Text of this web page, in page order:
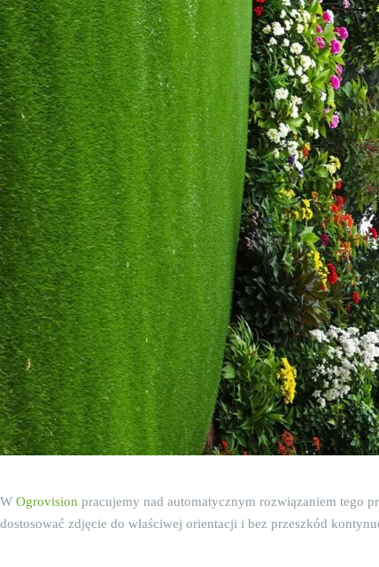
W Ogrovision pracujemy nad automatycznym rozwiązaniem tego
dostosować zdjęcie do właściwej orientacji i bez przeszkód